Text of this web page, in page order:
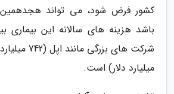
کشور فرض شود، می تواند هجدهمین
باشد هزینه های سالانه این بیماری
میلیارد دلار) است.